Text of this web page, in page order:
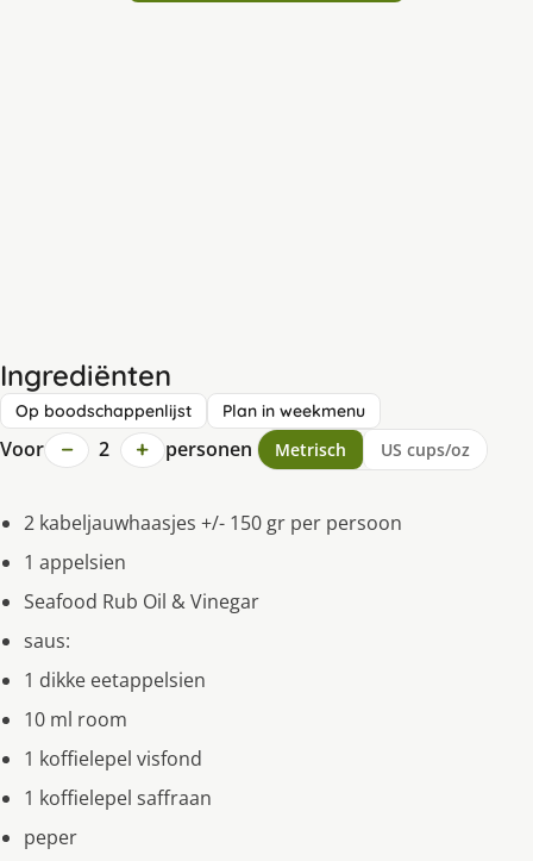
Ingrediënten
Op boodschappenlijst Plan in weekmenu
Voor − 2 + personen Metrisch US cups/oz
2 kabeljauwhaasjes +/- 150 gr per persoon
1 appelsien
Seafood Rub Oil & Vinegar
saus:
1 dikke eetappelsien
10 ml room
1 koffielepel visfond
1 koffielepel saffraan
peper